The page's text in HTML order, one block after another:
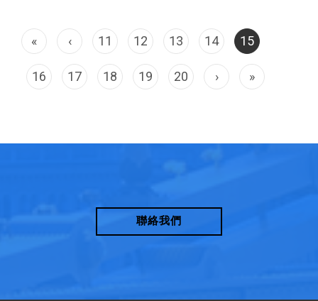
« ‹ 11 12 13 14 15
16 17 18 19 20 › »
聯絡我們